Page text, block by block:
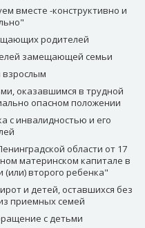
вместе -конструктивно и
родителей
замещающей семьи
оказавшимся в трудной
опасном положении
с инвалидностью и его
области от 17
материнском капитале в
(или) второго ребенка"
и детей, оставшихся без
приемных семей
с детьми